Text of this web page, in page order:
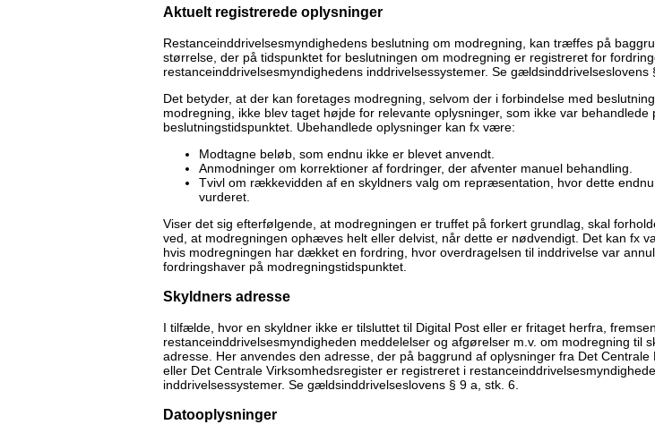
Aktuelt registrerede oplysninger
Restanceinddrivelsesmyndighedens beslutning om modregning, kan træffes på
størrelse, der på tidspunktet for beslutningen om modregning er registreret for
restanceinddrivelsesmyndighedens inddrivelsessystemer. Se gældsinddrivelseslovens
Det betyder, at der kan foretages modregning, selvom der i forbindelse med
modregning, ikke blev taget højde for relevante oplysninger, som ikke var behandlede
beslutningstidspunktet. Ubehandlede oplysninger kan fx være:
Modtagne beløb, som endnu ikke er blevet anvendt.
Anmodninger om korrektioner af fordringer, der afventer manuel behandling.
Tvivl om rækkevidden af en skyldners valg om repræsentation, hvor dette
vurderet.
Viser det sig efterfølgende, at modregningen er truffet på forkert grundlag, skal
ved, at modregningen ophæves helt eller delvist, når dette er nødvendigt. Det kan fx
hvis modregningen har dækket en fordring, hvor overdragelsen til inddrivelse var
fordringshaver på modregningstidspunktet.
Skyldners adresse
I tilfælde, hvor en skyldner ikke er tilsluttet til Digital Post eller er fritaget herfra,
restanceinddrivelsesmyndigheden meddelelser og afgørelser m.v. om modregning til
adresse. Her anvendes den adresse, der på baggrund af oplysninger fra Det Centrale
eller Det Centrale Virksomhedsregister er registreret i
inddrivelsessystemer. Se gældsinddrivelseslovens § 9 a, stk. 6.
Datooplysninger